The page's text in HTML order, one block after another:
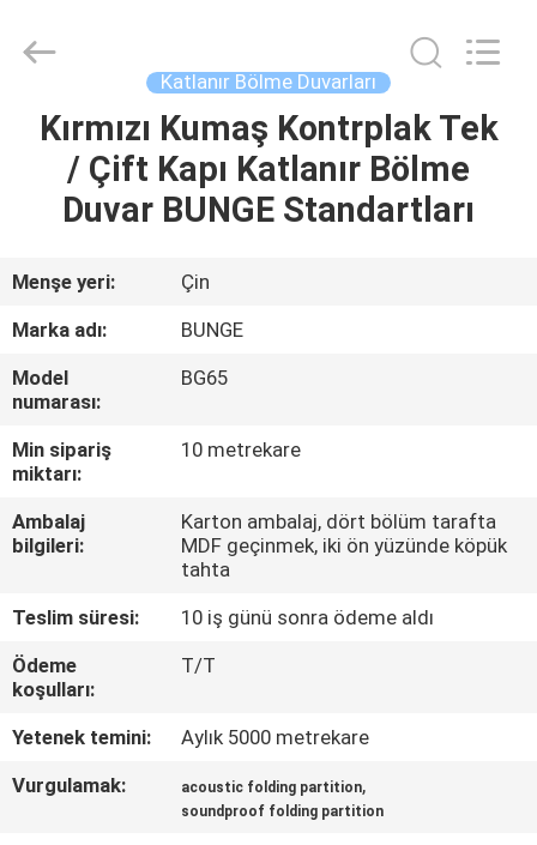
ÜRÜN:%
HAKKIMIZDA
FABRIKA
TURU
KALITE
KONTROL
BIZIMLE
ILETIŞIME
GEÇIN
HABERLER
Industrial
Reserved.
Katlanır Bölme Duvarları
Kırmızı Kumaş Kontrplak Tek
/ Çift Kapı Katlanır Bölme
Duvar BUNGE Standartları
Menşe yeri:
Çin
Marka adı:
BUNGE
Model
numarası:
BG65
Min sipariş
miktarı:
10 metrekare
Ambalaj
bilgileri:
Karton ambalaj, dört bölüm tarafta
MDF geçinmek, iki ön yüzünde köpük
tahta
Teslim süresi:
10 iş günü sonra ödeme aldı
Ödeme
koşulları:
T/T
Yetenek temini:
Aylık 5000 metrekare
Vurgulamak:
acoustic folding partition,
soundproof folding partition